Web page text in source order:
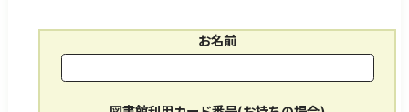
読み上げ
お名前